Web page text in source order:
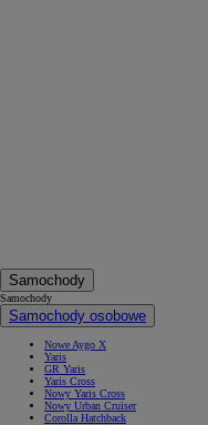
Samochody
Samochody
Samochody osobowe
Nowe Aygo X
Yaris
GR Yaris
Yaris Cross
Nowy Yaris Cross
Nowy Urban Cruiser
Corolla Hatchback